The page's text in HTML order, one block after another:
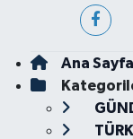
Ana Sayfa